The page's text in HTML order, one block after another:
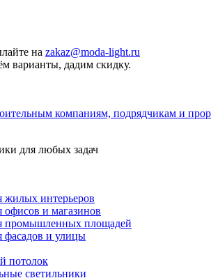
на zakaz@moda-light.ru
варианты, дадим скидку.
компаниям, подрядчикам и
для любых задач
жилых интерьеров
офисов и магазинов
промышленных площадей
фасадов и улицы
потолок
светильники